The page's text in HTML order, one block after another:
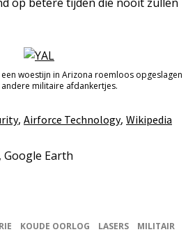
een woestijn in Arizona roemloos opgeslagen
militaire afdankertjes.
, Airforce Technology, Wikipedia
Google Earth
KOUDE OORLOG LASERS
MILITAIR